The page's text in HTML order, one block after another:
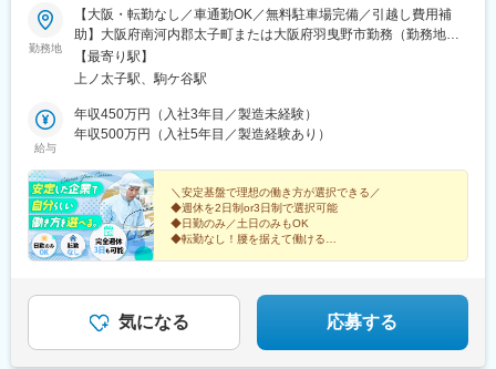
勤務地
【大阪・転勤なし／車通勤OK／無料駐車場完備／引越し費用補
助】大阪府南河内郡太子町または大阪府羽曳野市勤務（勤務地は
希望を考慮）★工場内は冷暖房完備で快適です！■本社工場／大阪
府南河内郡太子町太子959-1■羽曳野工場／大阪府羽曳野市大黒
藤井寺市…車で約25分・大阪府堺市…車で約35分・大阪府東大阪
市…車で約35分・大阪府八尾市…車で約40分＼ 車通勤OK！
で支給します。※受動喫煙対策：あり
【最寄り駅】
上ノ太子駅、駒ケ谷駅
給与
年収450万円（入社3年目／製造未経験）
年収500万円（入社5年目／製造経験あり）
＼安定基盤で理想の働き方が選択できる／
◆週休を2日制or3日制で選択可能
◆日勤のみ／土日のみもOK
◆転勤なし！腰を据えて働ける
気になる 応募する